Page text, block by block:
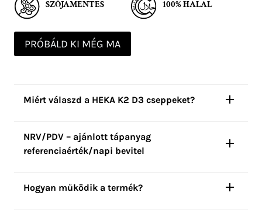
SZÓJAMENTES 100% HALAL
PRÓBÁLD KI MÉG MA
Miért válaszd a HEKA K2 D3 cseppeket?
NRV/PDV – ajánlott tápanyag
referenciaérték/napi bevitel
Hogyan működik a termék?